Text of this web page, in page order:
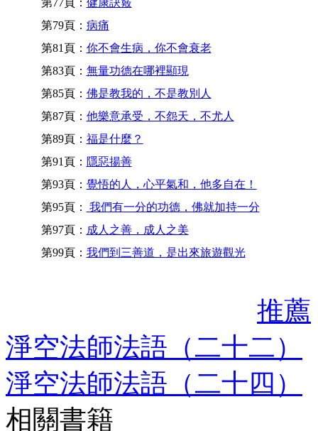
第79頁： 病痛
第81頁： 你不會生病，你不會衰老
第83頁： 無量功德在哪裡顯現
第85頁： 佛是教我的，不是教別人
第87頁： 他樂意承受，不怨天，不尤人
第89頁： 福是什麼？
第91頁： 隱惡揚善
第93頁： 覺悟的人，心平氣和，他多自在！
第95頁：
我們有一分的功德，佛就加持一分
第97頁： 成人之善，成人之美
第99頁： 我們到三善道，是出來旅遊觀光
推薦
淨空法師法語（二十二）
淨空法師法語（二十四）
相關書籍